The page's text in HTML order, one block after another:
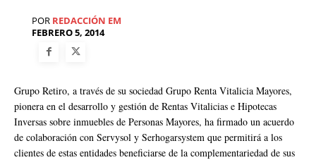
POR REDACCIÓN EM
FEBRERO 5, 2014
Grupo Retiro, a través de su sociedad Grupo Renta Vitalicia Mayores,
pionera en el desarrollo y gestión de Rentas Vitalicias e Hipotecas
Inversas sobre inmuebles de Personas Mayores, ha firmado un acuerdo
de colaboración con Servysol y Serhogarsystem que permitirá a los
clientes de estas entidades beneficiarse de la complementariedad de sus